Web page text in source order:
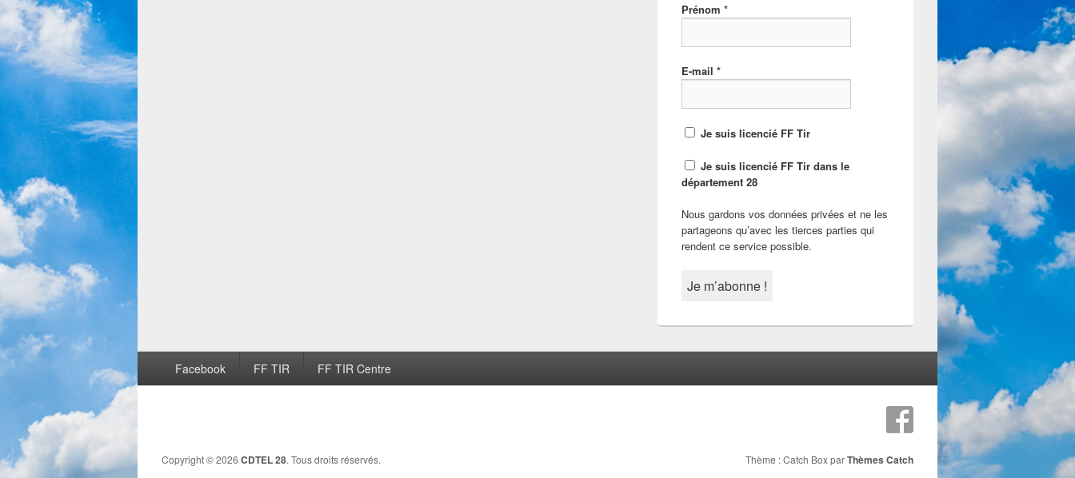
Prénom *
E-mail *
Je suis licencié FF Tir
Je suis licencié FF Tir dans le
département 28
Nous gardons vos données privées et ne les
partageons qu’avec les tierces parties qui
rendent ce service possible.
Facebook FF TIR FF TIR Centre
Copyright © 2026 CDTEL 28. Tous droits réservés. Thème : Catch Box parThèmes Catch